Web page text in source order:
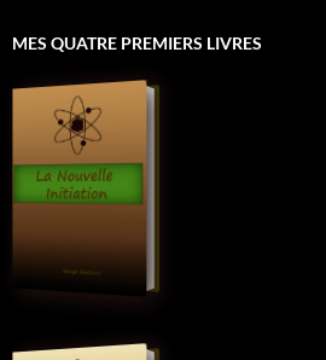
MES QUATRE PREMIERS LIVRES